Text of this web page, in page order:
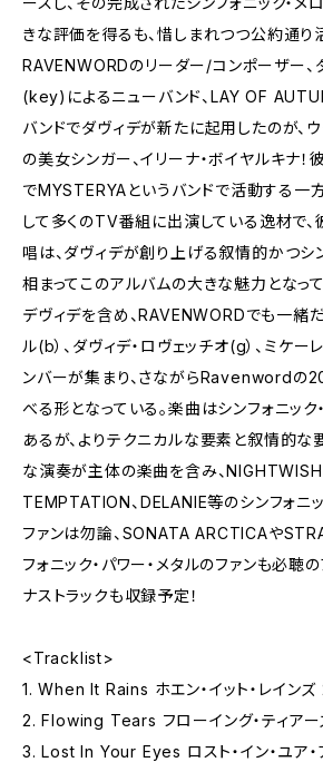
きな評価を得るも、惜しまれつつ公約通り
RAVENWORDのリーダー/コンポーザー、
(key)によるニューバンド、LAY OF
バンドでダヴィデが新たに起用したのが、
の美女シンガー、イリーナ・ボイヤルキナ
でMYSTERYAというバンドで活動する一方
して多くのTV番組に出演している逸材で
唱は、ダヴィデが創り上げる叙情的かつシ
相まってこのアルバムの大きな魅力となっ
デヴィデを含め、RAVENWORDでも一緒だ
ル(b）、ダヴィデ・ロヴェッチオ(g）、ミケ
ンバーが集まり、さながらRavenwordの
べる形となっている。楽曲はシンフォニック
あるが、よりテクニカルな要素と叙情的
な演奏が主体の楽曲を含み、
TEMPTATION、DELANIE等のシンフォニッ
ファンは勿論、SONATA ARCTICAや
フォニック・パワー・メタルのファンも必聴
ナストラックも収録予定！
<Tracklist>
1. When It Rains ホエン・イット・レイン
2. Flowing Tears フローイング・ティア
3. Lost In Your Eyes ロスト・イン・ユア・